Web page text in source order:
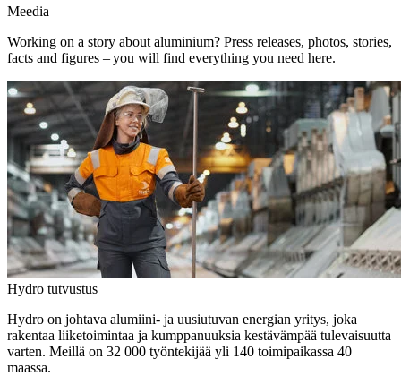
Meedia
Working on a story about aluminium? Press releases, photos, stories,
facts and figures – you will find everything you need here.
Hydro tutvustus
Hydro on johtava alumiini- ja uusiutuvan energian yritys, joka
rakentaa liiketoimintaa ja kumppanuuksia kestävämpää tulevaisuutta
varten. Meillä on 32 000 työntekijää yli 140 toimipaikassa 40
maassa.